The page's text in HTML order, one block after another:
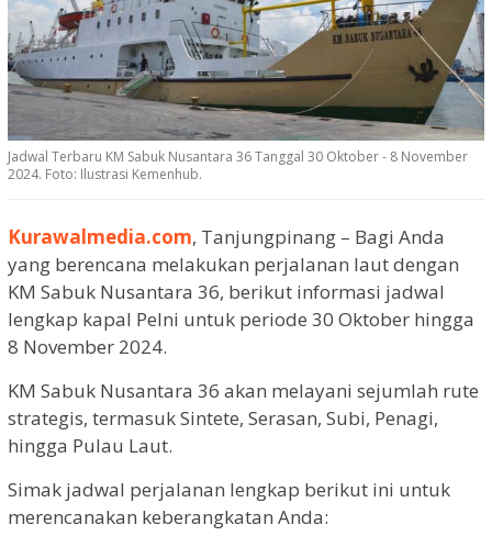
Jadwal Terbaru KM Sabuk Nusantara 36 Tanggal 30 Oktober - 8 November
2024. Foto: Ilustrasi Kemenhub.
Kurawalmedia.com, Tanjungpinang – Bagi Anda
yang berencana melakukan perjalanan laut dengan
KM Sabuk Nusantara 36, berikut informasi jadwal
lengkap kapal Pelni untuk periode 30 Oktober hingga
8 November 2024.
KM Sabuk Nusantara 36 akan melayani sejumlah rute
strategis, termasuk Sintete, Serasan, Subi, Penagi,
hingga Pulau Laut.
Simak jadwal perjalanan lengkap berikut ini untuk
merencanakan keberangkatan Anda: